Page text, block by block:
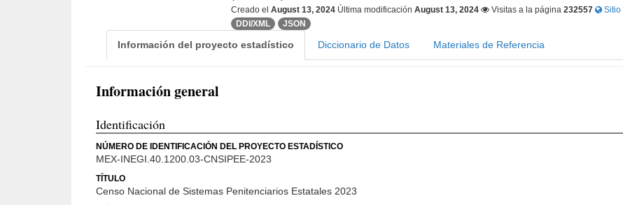
Creado elAugust 13, 2024 Última modificaciónAugust 13, 2024 Visitas a la página232557 Sitio
DDI/XML
JSON
Información del proyecto estadístico Diccionario de Datos Materiales de Referencia
Información general
Identificación
NÚMERO DE IDENTIFICACIÓN DEL PROYECTO ESTADÍSTICO
MEX-INEGI.40.1200.03-CNSIPEE-2023
TÍTULO
Censo Nacional de Sistemas Penitenciarios Estatales 2023